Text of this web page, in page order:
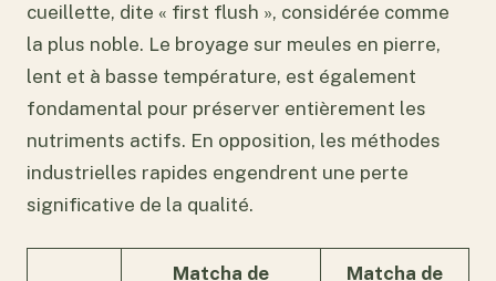
cueillette, dite « first flush », considérée comme
la plus noble. Le broyage sur meules en pierre,
lent et à basse température, est également
fondamental pour préserver entièrement les
nutriments actifs. En opposition, les méthodes
industrielles rapides engendrent une perte
significative de la qualité.
Matcha de
Matcha de